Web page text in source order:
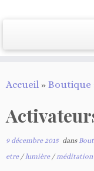
au
Accueil » Boutique
9 décembre 2015 dans
etre /lumière /méditation